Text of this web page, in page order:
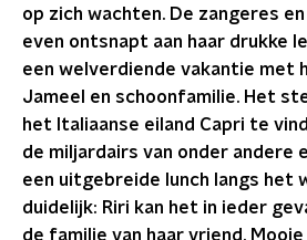
op zich wachten. De zangeres
even ontsnapt aan haar drukke
een welverdiende vakantie met
Jameel en schoonfamilie. Het
het Italiaanse eiland Capri te
de miljardairs van onder andere
een uitgebreide lunch langs het
duidelijk: Riri kan het in ieder
de familie van haar vriend. Mooie